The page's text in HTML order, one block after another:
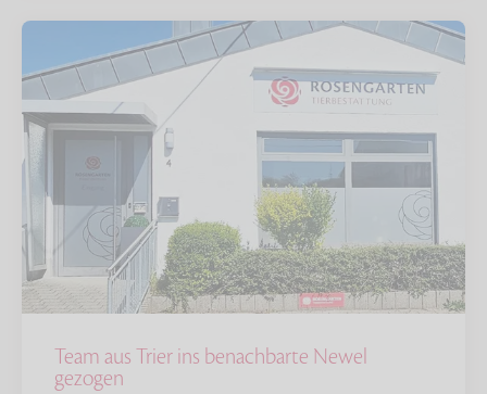
Team aus Trier ins benachbarte Newel
gezogen